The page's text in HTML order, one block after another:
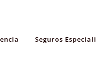
Seguros